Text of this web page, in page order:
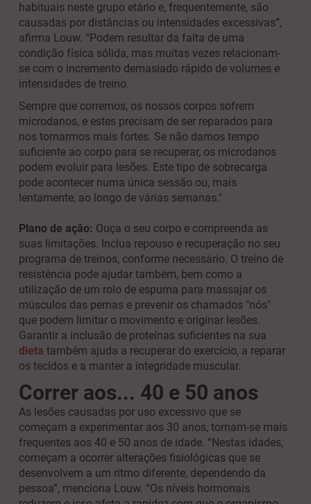
habituais neste grupo etário e, frequentemente, são
causadas por distâncias ou intensidades excessivas”,
afirma Louw. “Podem resultar da falta de uma
condição física sólida, mas muitas vezes relacionam-
se com o incremento demasiado rápido de volumes e
intensidades de treino.
Sempre que corremos, os nossos corpos sofrem
microdanos, e estes precisam de ser reparados para
nos tornarmos mais fortes. Se não damos tempo
suficiente ao corpo para se recuperar, os microdanos
podem evoluir para lesões. Este tipo de sobrecarga
pode acontecer numa única sessão ou, mais
lentamente, ao longo de várias semanas."
Plano de ação: Ouça o seu corpo e compreenda as
suas limitações. Inclua repouso e recuperação no seu
programa de treinos, conforme necessário. O treino de
resistência pode ajudar também, bem como a
utilização de um rolo de espuma para massajar os
músculos das pernas e prevenir os chamados "nós"
que podem limitar o movimento e originar lesões.
Garantir a inclusão de proteínas suficientes na sua
dieta também ajuda a recuperar do exercício, a reparar
os tecidos e a manter a integridade muscular.
Correr aos... 40 e 50 anos
As lesões causadas por uso excessivo que se
começam a experimentar aos 30 anos, tornam-se mais
frequentes aos 40 e 50 anos de idade. “Nestas idades,
começam a ocorrer alterações fisiológicas que se
desenvolvem a um ritmo diferente, dependendo da
pessoa”, menciona Louw. “Os níveis hormonais